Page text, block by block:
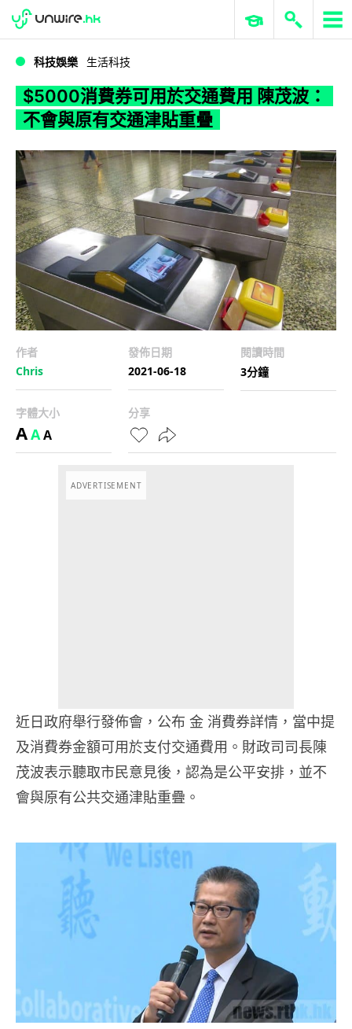
WWDC 2026 ERP 與商業 AI
科技娛樂 生活科技
$5000消費券可用於交通費用 陳茂波：
不會與原有交通津貼重疊
作者
Chris
發佈日期
2021-06-18
閱讀時間
3分鐘
字體大小
AAA
分享
ADVERTISEMENT
近日政府舉行發佈會，公布 金 消費券詳情，當中提
及消費券金額可用於支付交通費用。財政司司長陳
茂波表示聽取市民意見後，認為是公平安排，並不
會與原有公共交通津貼重疊。